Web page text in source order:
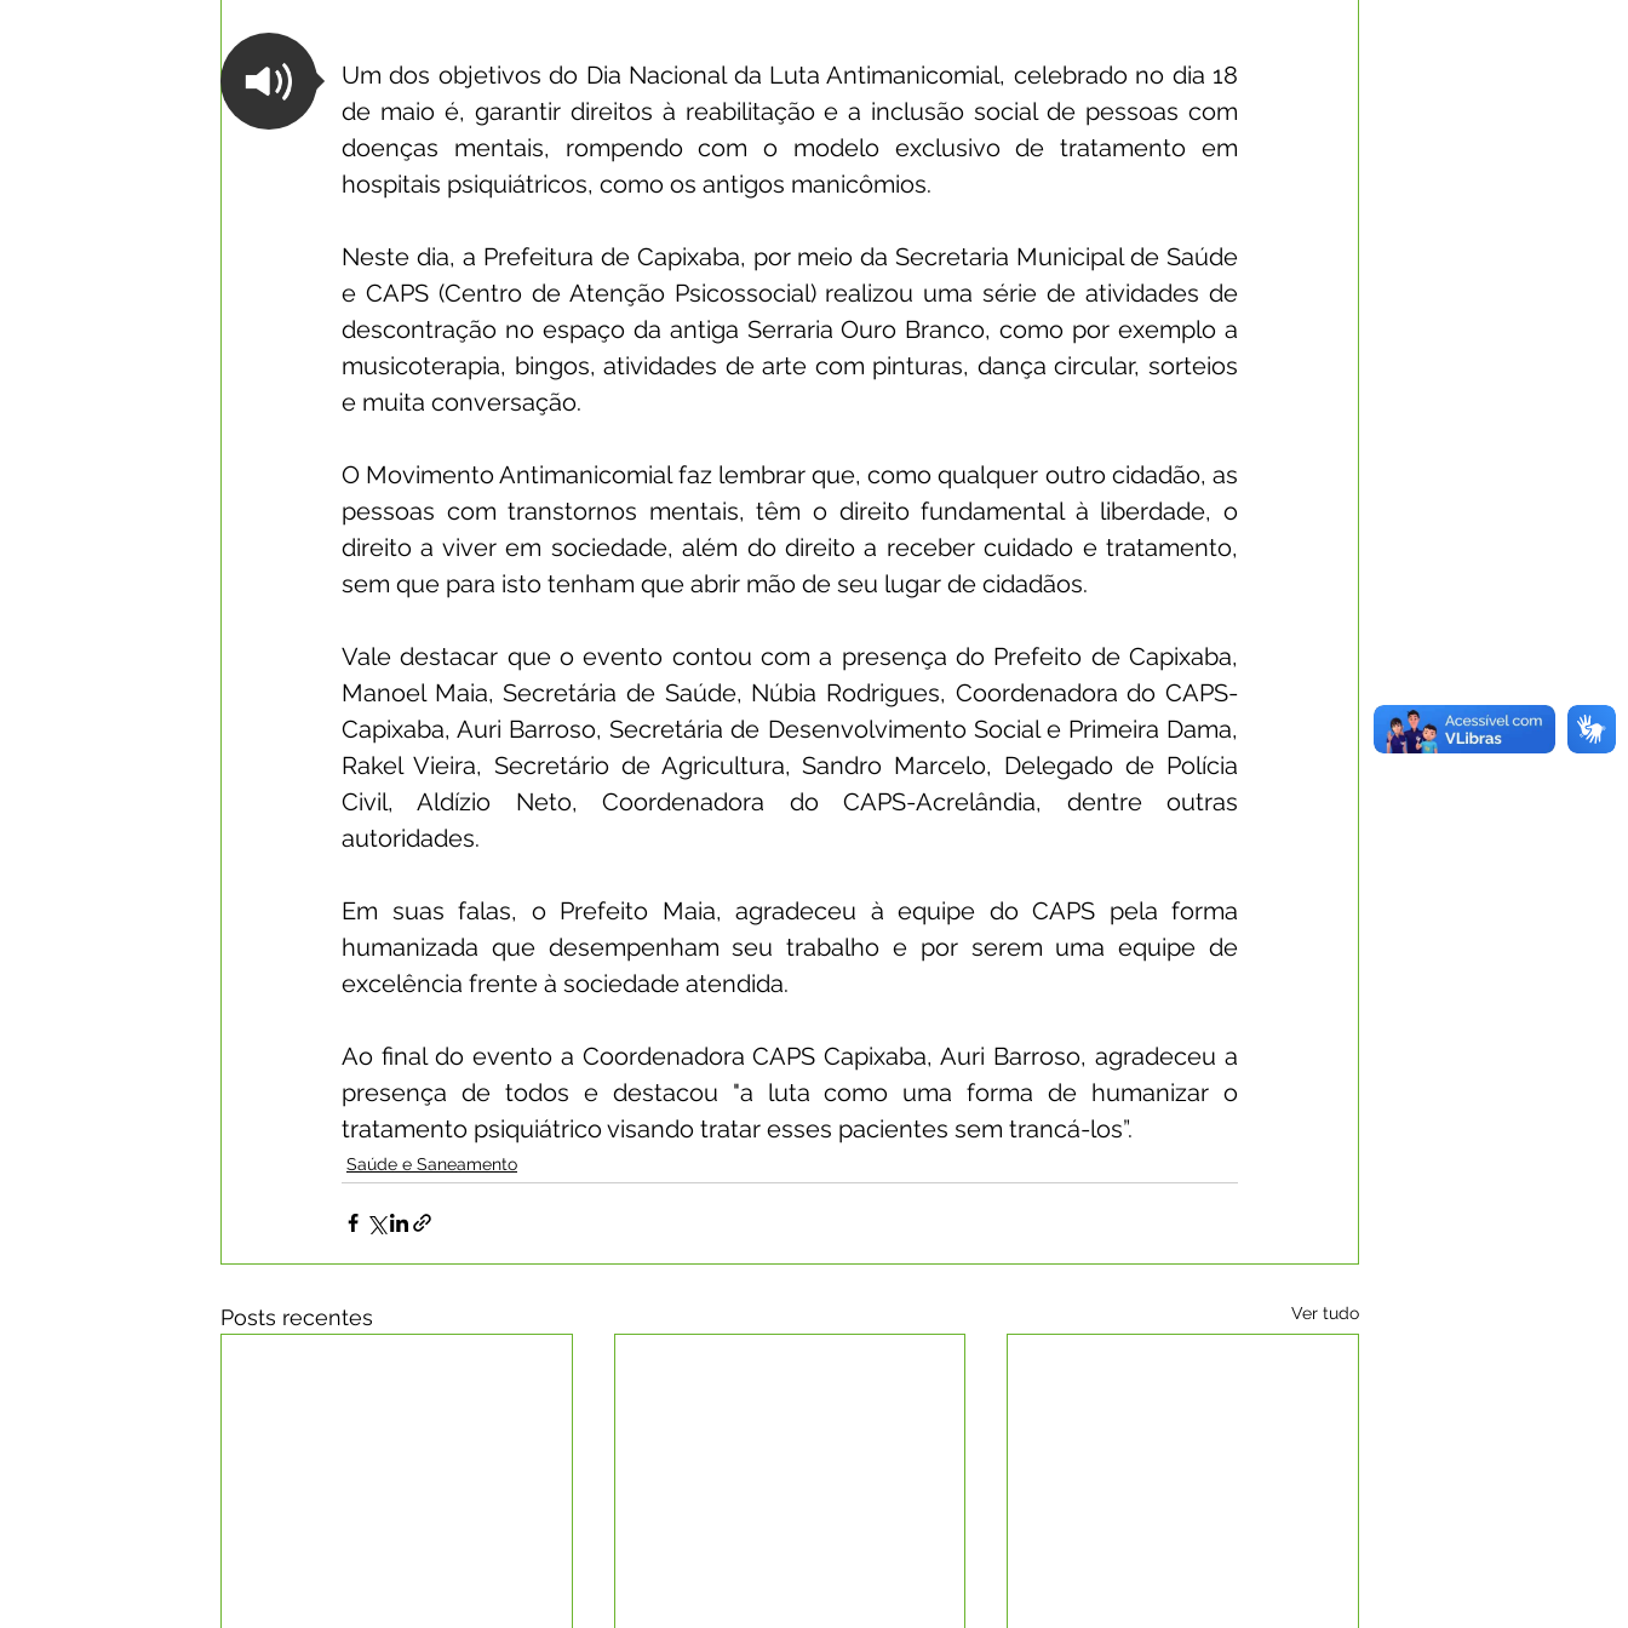
Um dos objetivos do Dia Nacional da Luta Antimanicomial, celebrado no dia 18
de maio é, garantir direitos à reabilitação e a inclusão social de pessoas com
doenças mentais, rompendo com o modelo exclusivo de tratamento em
hospitais psiquiátricos, como os antigos manicômios.
Neste dia, a Prefeitura de Capixaba, por meio da Secretaria Municipal de Saúde
e CAPS (Centro de Atenção Psicossocial) realizou uma série de atividades de
descontração no espaço da antiga Serraria Ouro Branco, como por exemplo a
musicoterapia, bingos, atividades de arte com pinturas, dança circular, sorteios
e muita conversação.
O Movimento Antimanicomial faz lembrar que, como qualquer outro cidadão, as
pessoas com transtornos mentais, têm o direito fundamental à liberdade, o
direito a viver em sociedade, além do direito a receber cuidado e tratamento,
sem que para isto tenham que abrir mão de seu lugar de cidadãos.
Vale destacar que o evento contou com a presença do Prefeito de Capixaba,
Manoel Maia, Secretária de Saúde, Núbia Rodrigues, Coordenadora do CAPS-
Capixaba, Auri Barroso, Secretária de Desenvolvimento Social e Primeira Dama,
Rakel Vieira, Secretário de Agricultura, Sandro Marcelo, Delegado de Polícia
Civil, Aldízio Neto, Coordenadora do CAPS-Acrelândia, dentre outras
autoridades.
Em suas falas, o Prefeito Maia, agradeceu à equipe do CAPS pela forma
humanizada que desempenham seu trabalho e por serem uma equipe de
excelência frente à sociedade atendida.
Ao final do evento a Coordenadora CAPS Capixaba, Auri Barroso, agradeceu a
presença de todos e destacou "a luta como uma forma de humanizar o
tratamento psiquiátrico visando tratar esses pacientes sem trancá-los”.
Saúde e Saneamento
Posts recentes Ver tudo